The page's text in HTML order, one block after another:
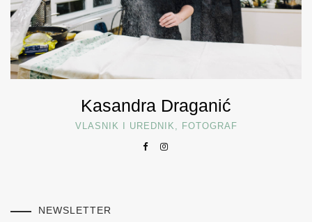
Kasandra Draganić
VLASNIK I UREDNIK, FOTOGRAF
NEWSLETTER